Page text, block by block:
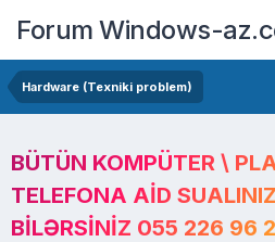
Forum Windows-
Hardware (Texniki problem)
BÜTÜN KOMPÜTER \
TELEFONA AID
BILƏRSINIZ 055 226 96